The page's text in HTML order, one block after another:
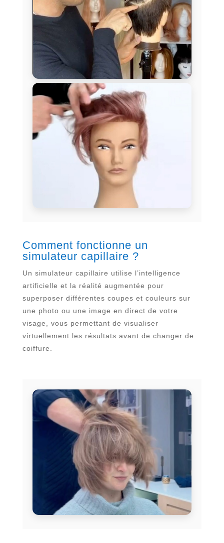
Comment fonctionne un
simulateur capillaire ?
Un simulateur capillaire utilise l’intelligence
artificielle et la réalité augmentée pour
superposer différentes coupes et couleurs sur
une photo ou une image en direct de votre
visage, vous permettant de visualiser
virtuellement les résultats avant de changer de
coiffure.